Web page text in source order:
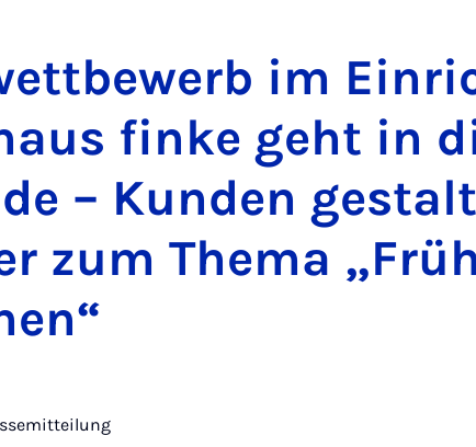
im
fin­ke geht in
– Kun­den
zum The­ma